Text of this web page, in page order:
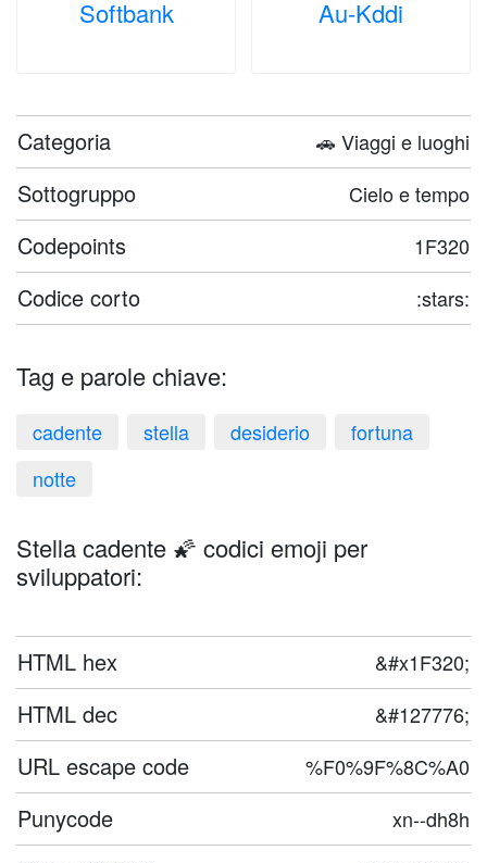
Softbank Au-Kddi
Categoria 🚗 Viaggi e luoghi
Sottogruppo Cielo e tempo
Codepoints 1F320
Codice corto :stars:
Tag e parole chiave:
cadente stella desiderio
fortuna
notte
Stella cadente 🌠 codici emoji per
sviluppatori:
HTML hex &#x1F320;
HTML dec &#127776;
URL escape code %F0%9F%8C%A0
Punycode xn--dh8h